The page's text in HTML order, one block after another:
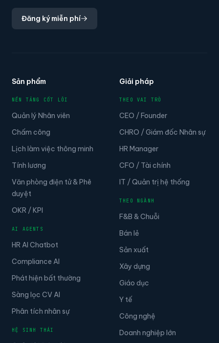
Đăng ký miễn phí
Sản phẩm
NỀN TẢNG CỐT LÕI
Quản lý Nhân viên
Chấm công
Lịch làm việc thông minh
Tính lương
Văn phòng điện tử & Phê
duyệt
OKR / KPI
AI AGENTS
HR AI Chatbot
Compliance AI
Phát hiện bất thường
Sàng lọc CV AI
Phân tích nhân sự
HỆ SINH THÁI
Giải pháp
THEO VAI TRÒ
CEO / Founder
CHRO / Giám đốc Nhân sự
HR Manager
CFO / Tài chính
IT / Quản trị hệ thống
THEO NGÀNH
F&B & Chuỗi
Bán lẻ
Sản xuất
Xây dựng
Giáo dục
Y tế
Công nghệ
Doanh nghiệp lớn